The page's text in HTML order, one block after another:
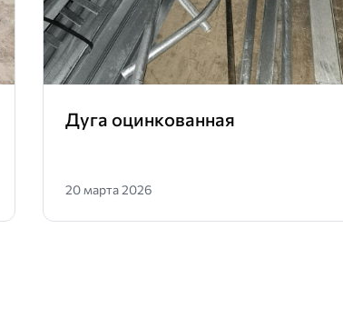
Дуга оцинкованная
20 марта 2026